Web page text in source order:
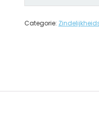
Categorie: